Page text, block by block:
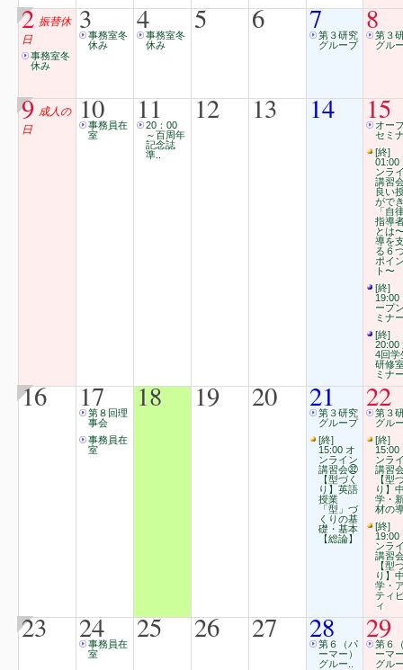
2 振替休
日
事務室冬
休み
3事務室冬
休み
4事務室冬
休み
5 6 7第３研究
グループ
8第３
グル
9 成人の
日
10
事務員在
室
11
20：00
～百周年
記念誌
準..
12 13 14 15
オー
セミ
[終]
01:00
ンラ
講習
良い
がで
「自
指導
とは
導を
る６
ポイ
ト〜
[終]
19:00
ープ
ミナ
[終]
20:00
4回学
研修
ミナ
16 17
第８回理
事会
事務員在
室
18 19 20 21
第３研究
グループ
[終]
15:00 オ
ンライン
講習会㉜
【型づく
り】英語
授業
「型」づ
くりの基
礎・基本
【総論】
22
第３
グル
[終]
15:00
ンラ
講習
【型
り】
学・
材の
[終]
19:00
ンラ
講習
【型
り】
学・
ティ
ィ
23 24
事務員在
室
25 26 27 28
第６（パ
ーマー）
グルー..
29
第６
ーマ
グル